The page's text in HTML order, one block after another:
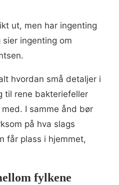
ut, men har ingenting
ingenting om
hvordan små detaljer i
til rene bakteriefeller
I samme ånd bør
på hva slags
får plass i hjemmet,
fylkene